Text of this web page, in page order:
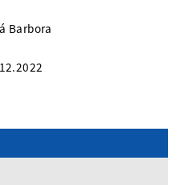
Barbora